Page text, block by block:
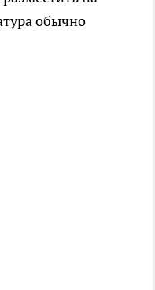
обычно